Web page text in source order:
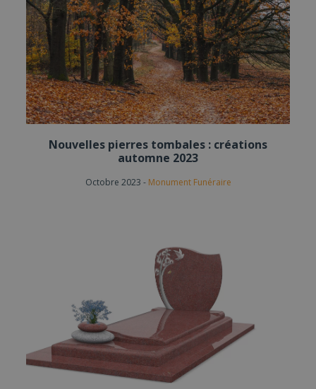
Nouvelles pierres tombales : créations
automne 2023
Octobre 2023 - Monument Funéraire